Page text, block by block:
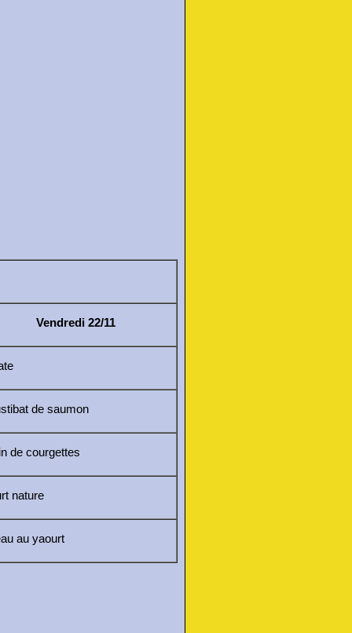
Vendredi 22/11
de saumon
de courgettes
nature
au yaourt